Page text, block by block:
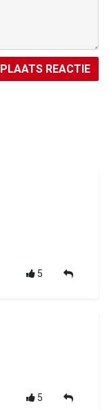
PLAATS REACTIE
5
5